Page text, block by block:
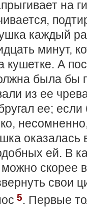
на
каждый
минут,
А
была бы
из ее
ее;
оказалась
ей. В
скорее
свои
5. Первые